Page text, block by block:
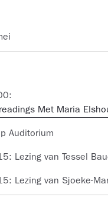
Ervaring, de
De tarotkaarten zet
als waardevol spel om
en anderen. Zij ziet de
je leven meerdere
gaat zij in op de
en interpreteren.
Met Maria
Auditorium
Lezing van Tessel
Lezing van Sjoeke-